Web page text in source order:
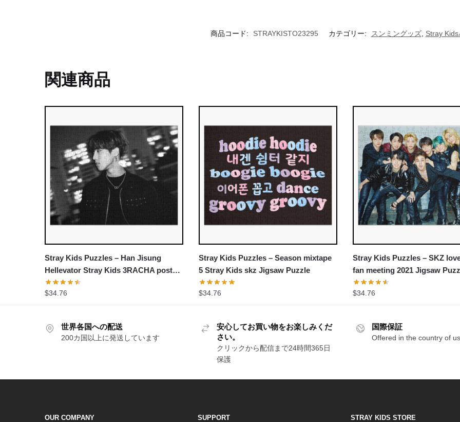
商品コード: STRAYKISTO23295 カテゴリー: スンミングッズ, Stray
関連商品
Stray Kids Puzzles – Han Jisung
Hellevator Stray Kids 3RACHA poster
Jigsaw Puzzle
$34.76
Stray Kids Puzzles – Season mixtape
5 Stray Kids skz Jigsaw Puzzle
$34.76
Stray Kids Puzzles – SKZ
fan meeting 2021 Jigsaw
$34.76
世界各国への配送
200カ国以上に発送しています
安心してお買い物をお楽しみくだ
さい。
クリックから配信まで24時間365日
保護
国際保証
Offered in the country of
OUR COMPANY SUPPORT STRAY KIDS STORE